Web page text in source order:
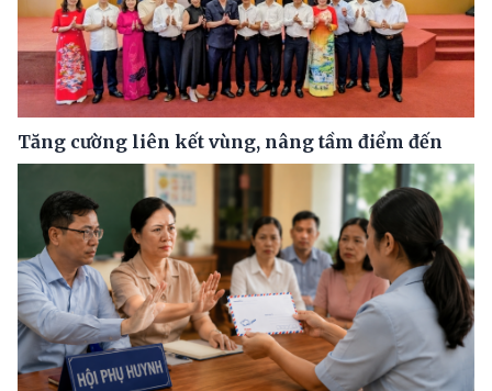
Tăng cường liên kết vùng, nâng tầm điểm đến